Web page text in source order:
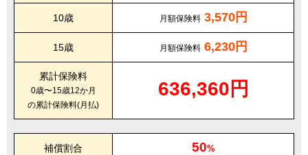
10歳 月額保険料 3,570円
15歳 月額保険料 6,230円
累計保険料
0歳〜15歳12か月
の累計保険料(月払)
636,360円
補償割合 50%